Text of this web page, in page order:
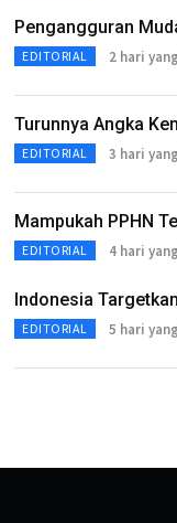
Pengangguran
EDITORIAL 2 hari
Turunnya Angka
EDITORIAL 3 hari
Mampukah PPHN
EDITORIAL 4 hari
Indonesia
EDITORIAL 5 hari